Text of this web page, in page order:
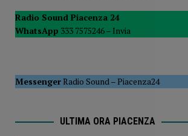
POLITICA
[ 5 Agosto 2026 ] Caldo
Radio Sound Piacenza 24
WhatsApp 333 7575246 – Invia
MessengerRadio Sound–Piacenza24
ULTIMA ORA PIACENZA